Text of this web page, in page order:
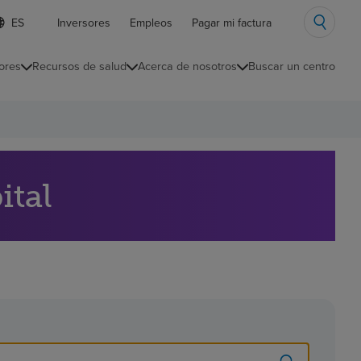
Inversores Empleos Pagar mi factura
Recursos de salud Acerca de nosotros Buscar un centro